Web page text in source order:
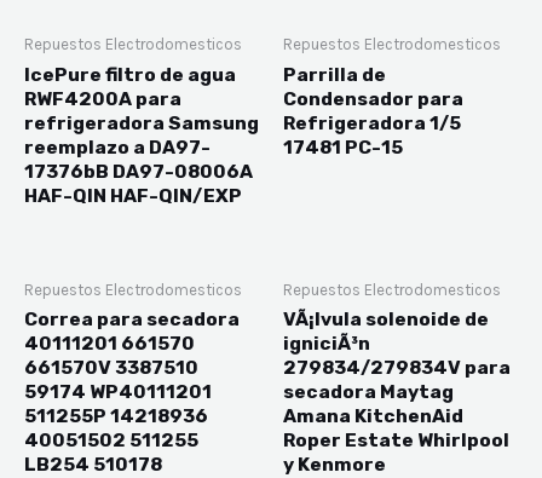
Repuestos Electrodomesticos
IcePure filtro de agua
RWF4200A para
refrigeradora Samsung
reemplazo a DA97-
17376bB DA97-08006A
HAF-QIN HAF-QIN/EXP
Repuestos Electrodomesticos
Parrilla de
Condensador para
Refrigeradora 1/5
17481 PC-15
Repuestos Electrodomesticos
Correa para secadora
40111201 661570
661570V 3387510
59174 WP40111201
511255P 14218936
40051502 511255
LB254 510178
Repuestos Electrodomesticos
VÃ¡lvula solenoide de
igniciÃ³n
279834/279834V para
secadora Maytag
Amana KitchenAid
Roper Estate Whirlpool
y Kenmore